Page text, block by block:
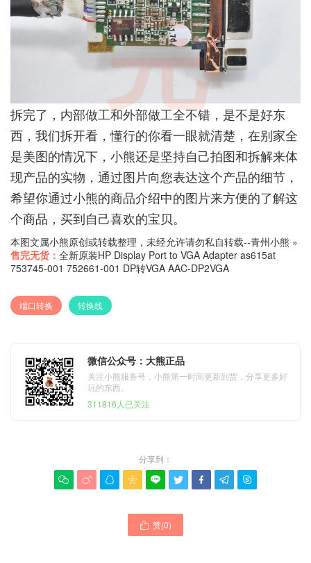
拆完了，内部做工和外部做工全不错，是不是好东
西，我们拆开看，懂行的你看一眼就清楚，在别家全
是美图的情况下，小熊还是坚持自己拍图和拆解来体
现产品的实物，通过图片向您表达这个产品的细节，
希望你通过小熊的商品介绍中的图片来方便的了解这
个商品，买到自己喜欢的宝贝。
本图文属小熊原创或转载整理，未经允许请勿私自转载--青州小熊 »
售完无货： 全新原装HP Display Port to VGA Adapter as615at
753745-001 752661-001 DP转VGA AAC-DP2VGA
端口转换 转换线
微信公众号：大熊正品
关注小熊服务号，小熊第一时间更新到货，分享更多好
玩的东西。
311816人已关注
分享到：
        
 赞(0)
完